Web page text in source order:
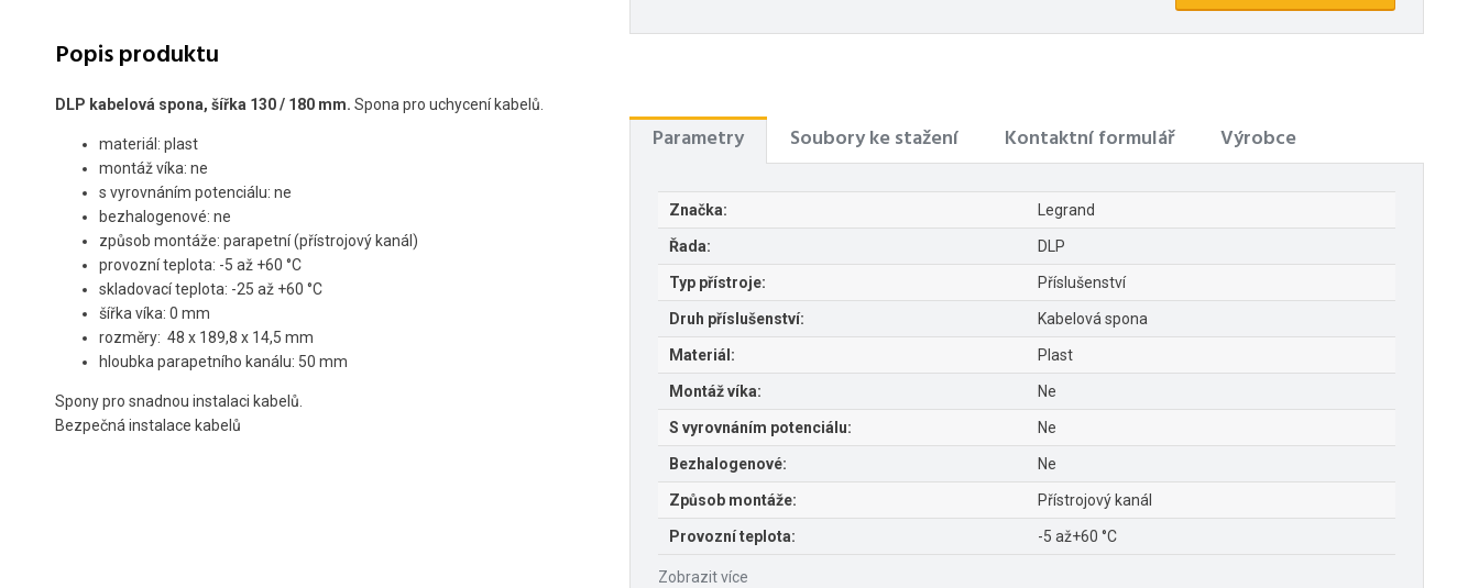
Popis produktu
DLP kabelová spona, šířka 130 / 180 mm. Spona pro uchycení kabelů.
materiál: plast
montáž víka: ne
s vyrovnáním potenciálu: ne
bezhalogenové: ne
způsob montáže: parapetní (přístrojový kanál)
provozní teplota: -5 až +60 °C
skladovací teplota: -25 až +60 °C
šířka víka: 0 mm
rozměry: 48 x 189,8 x 14,5 mm
hloubka parapetního kanálu: 50 mm
Spony pro snadnou instalaci kabelů.
Bezpečná instalace kabelů
Parametry Soubory ke stažení Kontaktní formulář Výrobce
Značka: Legrand
Řada: DLP
Typ přístroje: Příslušenství
Druh příslušenství: Kabelová spona
Materiál: Plast
Montáž víka: Ne
S vyrovnáním potenciálu: Ne
Bezhalogenové: Ne
Způsob montáže: Přístrojový kanál
Provozní teplota: -5 až+60 °C
Zobrazit více